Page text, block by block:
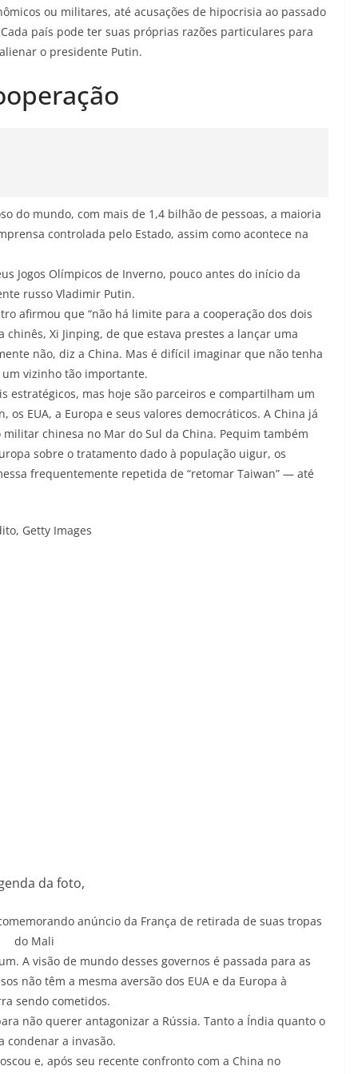
ou militares, até acusações de hipocrisia ao passado
país pode ter suas próprias razões particulares para
o presidente Putin.
do mundo, com mais de 1,4 bilhão de pessoas, a maioria
controlada pelo Estado, assim como acontece na
Jogos Olímpicos de Inverno, pouco antes do início da
russo Vladimir Putin.
afirmou que “não há limite para a cooperação dos dois
chinês, Xi Jinping, de que estava prestes a lançar uma
não, diz a China. Mas é difícil imaginar que não tenha
vizinho tão importante.
estratégicos, mas hoje são parceiros e compartilham um
EUA, a Europa e seus valores democráticos. A China já
chinesa no Mar do Sul da China. Pequim também
sobre o tratamento dado à população uigur, os
frequentemente repetida de “retomar Taiwan” — até
Getty Images
da foto,
anúncio da França de retirada de suas tropas
do Mali
A visão de mundo desses governos é passada para as
não têm a mesma aversão dos EUA e da Europa à
sendo cometidos.
não querer antagonizar a Rússia. Tanto a Índia quanto o
condenar a invasão.
e, após seu recente confronto com a China no